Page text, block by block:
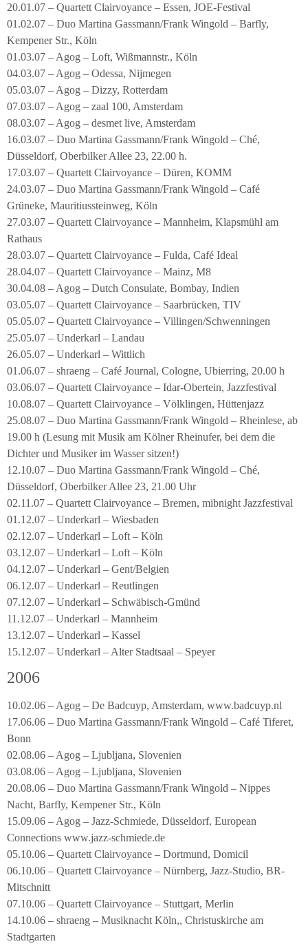
20.01.07 – Quartett Clairvoyance – Essen, JOE-Festival
01.02.07 – Duo Martina Gassmann/Frank Wingold – Barfly,
Kempener Str., Köln
01.03.07 – Agog – Loft, Wißmannstr., Köln
04.03.07 – Agog – Odessa, Nijmegen
05.03.07 – Agog – Dizzy, Rotterdam
07.03.07 – Agog – zaal 100, Amsterdam
08.03.07 – Agog – desmet live, Amsterdam
16.03.07 – Duo Martina Gassmann/Frank Wingold – Ché,
Düsseldorf, Oberbilker Allee 23, 22.00 h.
17.03.07 – Quartett Clairvoyance – Düren, KOMM
24.03.07 – Duo Martina Gassmann/Frank Wingold – Café
Grüneke, Mauritiussteinweg, Köln
27.03.07 – Quartett Clairvoyance – Mannheim, Klapsmühl am
Rathaus
28.03.07 – Quartett Clairvoyance – Fulda, Café Ideal
28.04.07 – Quartett Clairvoyance – Mainz, M8
30.04.08 – Agog – Dutch Consulate, Bombay, Indien
03.05.07 – Quartett Clairvoyance – Saarbrücken, TIV
05.05.07 – Quartett Clairvoyance – Villingen/Schwenningen
25.05.07 – Underkarl – Landau
26.05.07 – Underkarl – Wittlich
01.06.07 – shraeng – Café Journal, Cologne, Ubierring, 20.00 h
03.06.07 – Quartett Clairvoyance – Idar-Obertein, Jazzfestival
10.08.07 – Quartett Clairvoyance – Völklingen, Hüttenjazz
25.08.07 – Duo Martina Gassmann/Frank Wingold – Rheinlese, ab
19.00 h (Lesung mit Musik am Kölner Rheinufer, bei dem die
Dichter und Musiker im Wasser sitzen!)
12.10.07 – Duo Martina Gassmann/Frank Wingold – Ché,
Düsseldorf, Oberbilker Allee 23, 21.00 Uhr
02.11.07 – Quartett Clairvoyance – Bremen, mibnight Jazzfestival
01.12.07 – Underkarl – Wiesbaden
02.12.07 – Underkarl – Loft – Köln
03.12.07 – Underkarl – Loft – Köln
04.12.07 – Underkarl – Gent/Belgien
06.12.07 – Underkarl – Reutlingen
07.12.07 – Underkarl – Schwäbisch-Gmünd
11.12.07 – Underkarl – Mannheim
13.12.07 – Underkarl – Kassel
15.12.07 – Underkarl – Alter Stadtsaal – Speyer
2006
10.02.06 – Agog – De Badcuyp, Amsterdam, www.badcuyp.nl
17.06.06 – Duo Martina Gassmann/Frank Wingold – Café Tiferet,
Bonn
02.08.06 – Agog – Ljubljana, Slovenien
03.08.06 – Agog – Ljubljana, Slovenien
20.08.06 – Duo Martina Gassmann/Frank Wingold – Nippes
Nacht, Barfly, Kempener Str., Köln
15.09.06 – Agog – Jazz-Schmiede, Düsseldorf, European
Connections www.jazz-schmiede.de
05.10.06 – Quartett Clairvoyance – Dortmund, Domicil
06.10.06 – Quartett Clairvoyance – Nürnberg, Jazz-Studio, BR-
Mitschnitt
07.10.06 – Quartett Clairvoyance – Stuttgart, Merlin
14.10.06 – shraeng – Musiknacht Köln,, Christuskirche am
Stadtgarten